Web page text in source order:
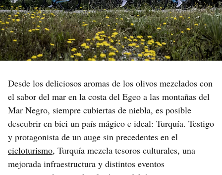
Desde los deliciosos aromas de los olivos mezclados con
el sabor del mar en la costa del Egeo a las montañas del
Mar Negro, siempre cubiertas de niebla, es posible
descubrir en bici un país mágico e ideal: Turquía. Testigo
y protagonista de un auge sin precedentes en el
cicloturismo, Turquía mezcla tesoros culturales, una
mejorada infraestructura y distintos eventos